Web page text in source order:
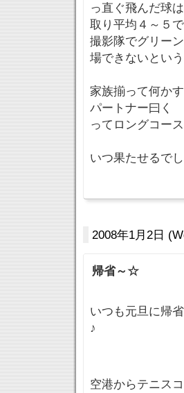
っ直ぐ飛んだ球
取り平均４～５
撮影隊でグリー
場できないとい
家族揃って何
パートナー曰く
ってロングコー
いつ果たせるで
2008年1月2日
帰省～☆
いつも元旦に帰
♪
空港からテニス